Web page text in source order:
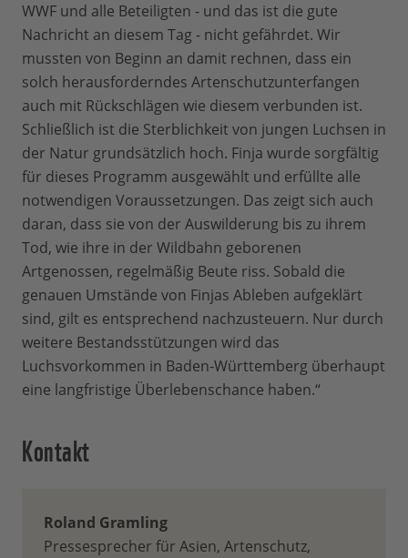
WWF und alle Beteiligten - und das ist die gute
Nachricht an diesem Tag - nicht gefährdet. Wir
mussten von Beginn an damit rechnen, dass ein
solch herausforderndes Artenschutzunterfangen
auch mit Rückschlägen wie diesem verbunden ist.
Schließlich ist die Sterblichkeit von jungen Luchsen in
der Natur grundsätzlich hoch. Finja wurde sorgfältig
für dieses Programm ausgewählt und erfüllte alle
notwendigen Voraussetzungen. Das zeigt sich auch
daran, dass sie von der Auswilderung bis zu ihrem
Tod, wie ihre in der Wildbahn geborenen
Artgenossen, regelmäßig Beute riss. Sobald die
genauen Umstände von Finjas Ableben aufgeklärt
sind, gilt es entsprechend nachzusteuern. Nur durch
weitere Bestandsstützungen wird das
Luchsvorkommen in Baden-Württemberg überhaupt
eine langfristige Überlebenschance haben.“
Kontakt
Roland Gramling
Pressesprecher für Asien, Artenschutz,